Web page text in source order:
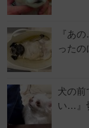
『あ
った
犬の前
い…』